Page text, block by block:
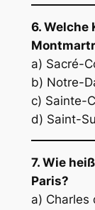
6. Welche
a) Sacré-
b) Notre-
c) Sainte-
d) Saint-
7. Wie
Paris?
a) Charles